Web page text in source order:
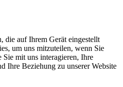
die auf Ihrem Gerät eingestellt
um uns mitzuteilen, wenn Sie
Sie mit uns interagieren, Ihre
Ihre Beziehung zu unserer Website